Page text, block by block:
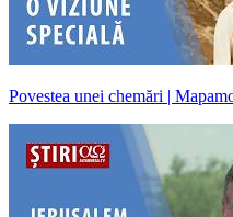
Povestea unei chemări |